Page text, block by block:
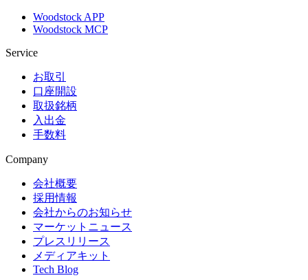
Woodstock APP
Woodstock MCP
Service
お取引
口座開設
取扱銘柄
入出金
手数料
Company
会社概要
採用情報
会社からのお知らせ
マーケットニュース
プレスリリース
メディアキット
Tech Blog